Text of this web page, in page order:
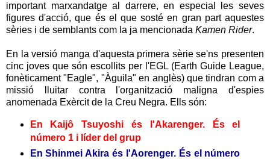
important marxandatge al darrere, en especial les seves
figures d'acció, que és el que sosté en gran part aquestes
sèries i de semblants com la ja mencionada Kamen Rider.
En la versió manga d'aquesta primera sèrie se'ns presenten
cinc joves que són escollits per l'EGL (Earth Guide League,
fonèticament "Eagle", "Àguila" en anglès) que tindran com a
missió lluitar contra l'organització maligna d'espies
anomenada Exèrcit de la Creu Negra. Ells són:
En Kaijô Tsuyoshi és l'Akarenger. És el
número 1 i líder del grup
En Shinmei Akira és l'Aorenger. És el número